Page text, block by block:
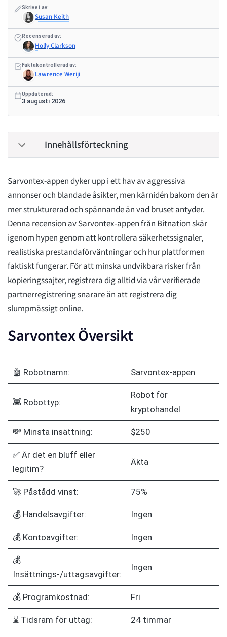
Skrivet av:
Susan Keith
Recenserad av:
Holly Clarkson
Faktakontrollerad av:
Lawrence Weriji
Uppdaterad:
3 augusti 2026
Innehållsförteckning
Sarvontex-appen dyker upp i ett hav av aggressiva
annonser och blandade åsikter, men kärnidén bakom den är
mer strukturerad och spännande än vad bruset antyder.
Denna recension av Sarvontex-appen från Bitnation skär
igenom hypen genom att kontrollera säkerhetssignaler,
realistiska prestandaförväntningar och hur plattformen
faktiskt fungerar. För att minska undvikbara risker från
kopieringssajter, registrera dig alltid via vår verifierade
partnerregistrering snarare än att registrera dig
slumpmässigt online.
Sarvontex Översikt
🤖 Robotnamn: Sarvontex-appen
👾 Robottyp:
Robot för
kryptohandel
💸 Minsta insättning: $250
✅ Är det en bluff eller
legitim?
Äkta
🚀 Påstådd vinst: 75%
💰 Handelsavgifter: Ingen
💰 Kontoavgifter: Ingen
💰
Insättnings-/uttagsavgifter:
Ingen
💰 Programkostnad: Fri
⌛ Tidsram för uttag: 24 timmar